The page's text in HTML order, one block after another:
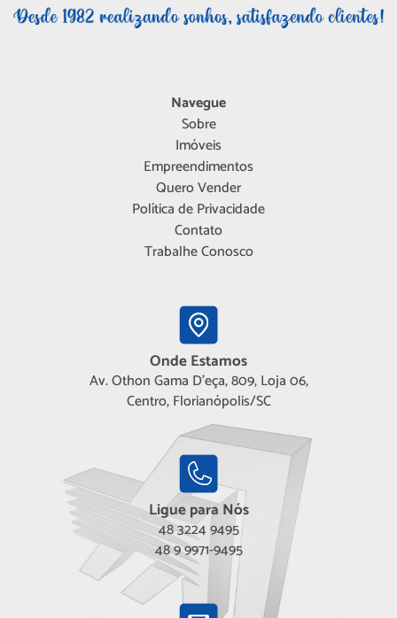
Navegue
Sobre
Imóveis
Empreendimentos
Quero Vender
Política de Privacidade
Contato
Trabalhe Conosco
Onde Estamos
Av. Othon Gama D'eça, 809, Loja 06,
Centro, Florianópolis/SC
Ligue para Nós
48 3224 9495
48 9 9971-9495